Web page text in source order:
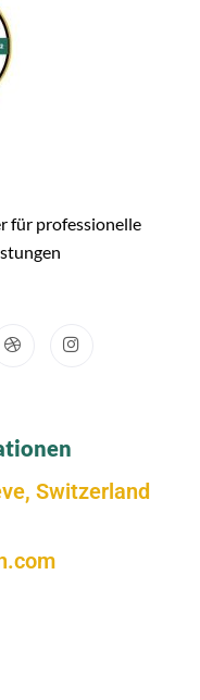
für professionelle
Switzerland